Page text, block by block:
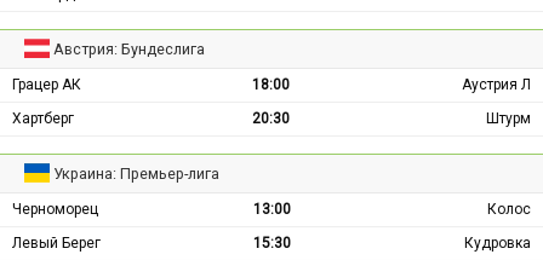
Австрия: Бундеслига
Грацер АК 18:00
Аустрия Л
Хартберг
20:30 Штурм
Украина: Премьер-лига
Черноморец 13:00
Колос
Левый Берег
15:30
Кудровка